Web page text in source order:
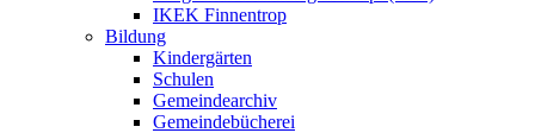
IKEK Finnentrop
Bildung
Kindergärten
Schulen
Gemeindearchiv
Gemeindebücherei